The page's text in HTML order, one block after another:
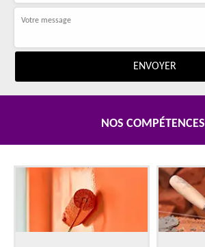
NOS COMPÉTENCES